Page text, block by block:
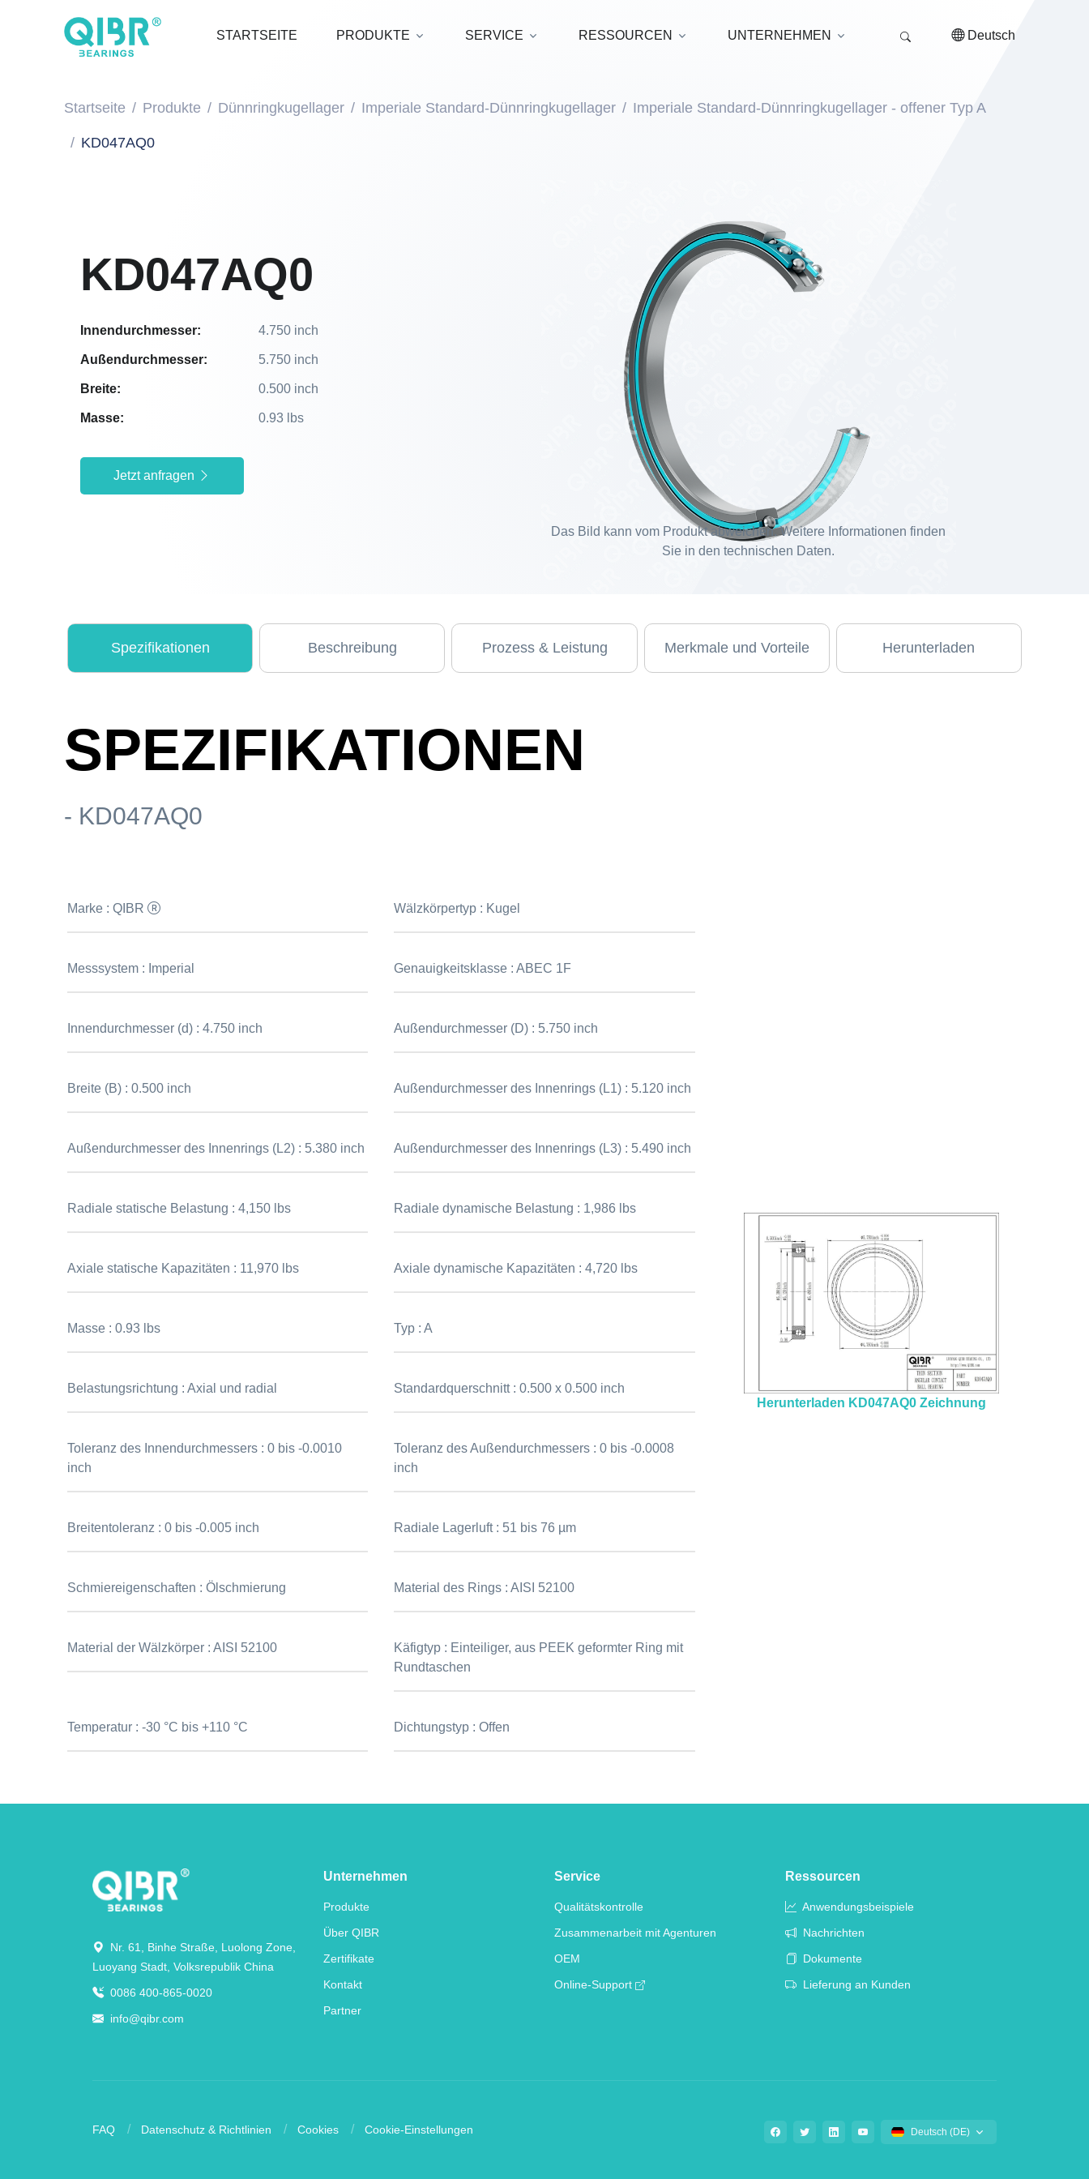
STARTSEITE PRODUKTE SERVICE RESSOURCEN UNTERNEHMEN Deutsch
Startseite Produkte Dünnringkugellager Imperiale Standard-Dünnringkugellager Imperiale Standard-Dünnringkugellager - offener Typ A
KD047AQ0
KD047AQ0
Innendurchmesser: 4.750 inch
Außendurchmesser: 5.750 inch
Breite: 0.500 inch
Masse: 0.93 lbs
Jetzt anfragen
Das Bild kann vom Produkt abweichen. Weitere Informationen finden
Sie in den technischen Daten.
Spezifikationen Beschreibung Prozess & Leistung Merkmale und Vorteile Herunterladen
SPEZIFIKATIONEN
- KD047AQ0
Marke :QIBR Wälzkörpertyp : Kugel
Messsystem : Imperial Genauigkeitsklasse :ABEC 1F
Innendurchmesser (d) :4.750 inch Außendurchmesser (D) : 5.750 inch
Breite (B) :0.500 inch Außendurchmesser des Innenrings (L1) : 5.120 inch
Außendurchmesser des Innenrings (L2) : 5.380 inch Außendurchmesser des Innenrings (L3) : 5.490 inch
Radiale statische Belastung :4,150 lbs Radiale dynamische Belastung : 1,986 lbs
Axiale statische Kapazitäten : 11,970 lbs Axiale dynamische Kapazitäten :4,720 lbs
Masse :0.93 lbs Typ :A
Belastungsrichtung :Axial und radial Standardquerschnitt :0.500 x 0.500 inch
Toleranz des Innendurchmessers :0 bis -0.0010
inch
Toleranz des Außendurchmessers :0 bis -0.0008
inch
Breitentoleranz :0 bis -0.005 inch Radiale Lagerluft : 51 bis 76 µm
Schmiereigenschaften :Ölschmierung Material des Rings :AISI 52100
Material der Wälzkörper :AISI 52100 Käfigtyp : Einteiliger, aus PEEK geformter Ring mit
Rundtaschen
Temperatur :-30 °C bis +110 °C Dichtungstyp :Offen
Herunterladen KD047AQ0 Zeichnung
Nr. 61, Binhe Straße, Luolong Zone,
Luoyang Stadt, Volksrepublik China
0086 400-865-0020
info@qibr.com
Unternehmen
Produkte
Über QIBR
Zertifikate
Kontakt
Partner
Service
Qualitätskontrolle
Zusammenarbeit mit Agenturen
OEM
Online-Support
Ressourcen
Anwendungsbeispiele
Nachrichten
Dokumente
Lieferung an Kunden
FAQ Datenschutz & Richtlinien Cookies Cookie-Einstellungen Deutsch (DE)